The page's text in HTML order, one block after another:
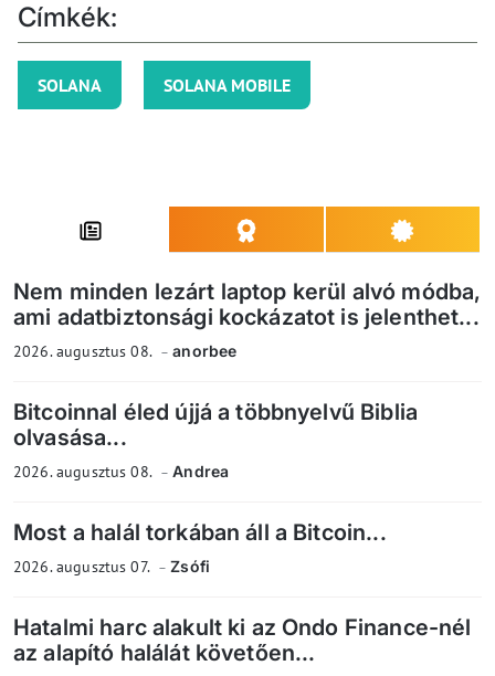
Címkék:
SOLANA SOLANA MOBILE
Nem minden lezárt laptop kerül alvó módba,
ami adatbiztonsági kockázatot is jelenthet...
2026. augusztus 08. anorbee
Bitcoinnal éled újjá a többnyelvű Biblia
olvasása...
2026. augusztus 08. Andrea
Most a halál torkában áll a Bitcoin...
2026. augusztus 07. Zsófi
Hatalmi harc alakult ki az Ondo Finance-nél
az alapító halálát követően...